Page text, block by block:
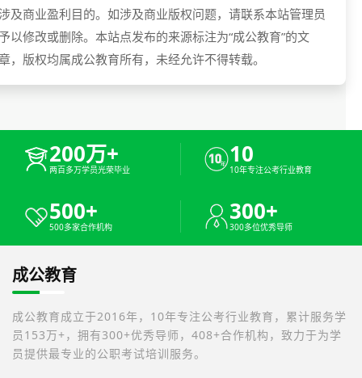
及商业盈利目的。如涉及商业版权问题，请联系本站管理员
以修改或删除。本站点发布的来源标注为“成公教育”的文
，版权均属成公教育所有，未经允许不得转载。
200万+
两百多万学员光荣毕业
10
10年专注公考行业教育
500+
500多家合作机构
300+
300多位优秀导师
成公教育
成公教育成立于2016年，10年专注公考行业教育，累计服务学
员153万+，拥有300+优秀导师，408+合作机构，致力于为学
员提供最专业的公职考试培训服务。